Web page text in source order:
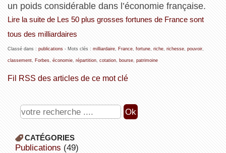
un poids considérable dans l’économie française.
Lire la suite de Les 50 plus grosses fortunes de France sont
tous des milliardaires
Classé dans : publications- Mots clés : milliardaire, France, fortune, riche, richesse, pouvoir,
classement, Forbes, économie, répartition, cotation, bourse, patrimoine
Fil RSS des articles de ce mot clé
CATÉGORIES
publications (49)